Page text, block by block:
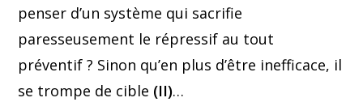
penser d’un système qui sacrifie
paresseusement le répressif au tout
préventif ? Sinon qu’en plus d’être inefficace, il
se trompe de cible (II)…